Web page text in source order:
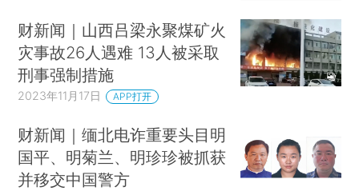
财新闻｜山西吕梁永聚煤矿火
灾事故26人遇难 13人被采取
刑事强制措施
2023年11月17日 APP打开
财新闻｜缅北电诈重要头目明
国平、明菊兰、明珍珍被抓获
并移交中国警方